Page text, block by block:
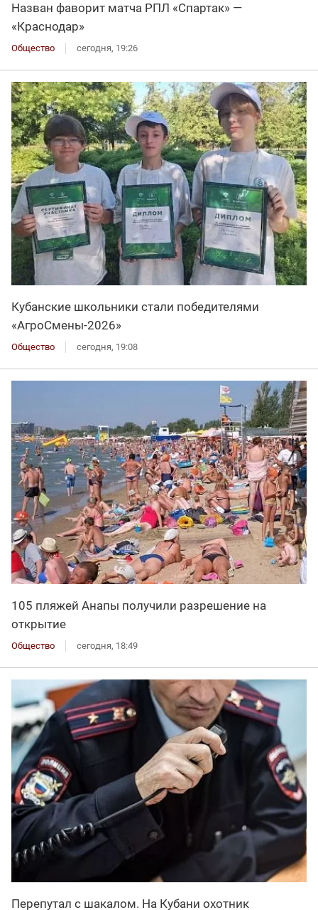
Назван фаворит матча РПЛ «Спартак» —
«Краснодар»
Общество сегодня, 19:26
Кубанские школьники стали победителями
«АгроСмены-2026»
Общество сегодня, 19:08
105 пляжей Анапы получили разрешение на
открытие
Общество сегодня, 18:49
Перепутал с шакалом. На Кубани охотник